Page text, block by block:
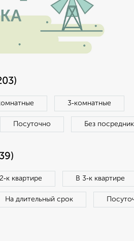
3‑комнатные
Посуточно Без
квартире В 3‑к квартире
На длительный срок